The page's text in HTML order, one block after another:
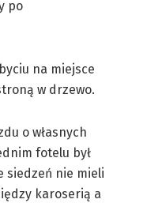
po
na miejsce
w drzewo.
o własnych
fotelu był
siedzeń nie mieli
karoserią a